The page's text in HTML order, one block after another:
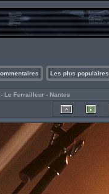
Les plus populaires
Le Ferrailleur - Nantes